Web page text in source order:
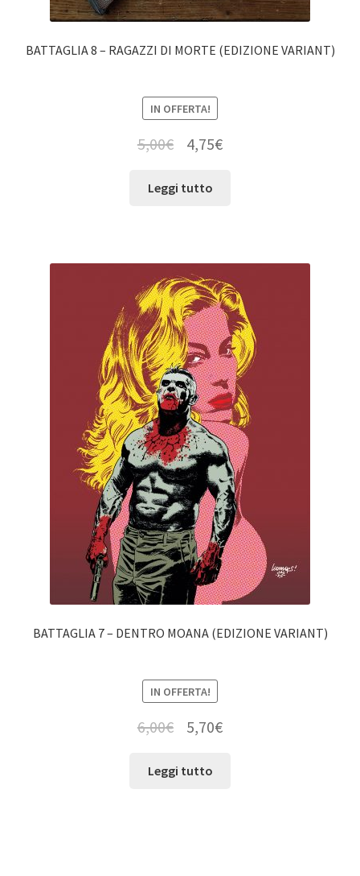
BATTAGLIA 8 – RAGAZZI DI MORTE (EDIZIONE VARIANT)
IN OFFERTA!
5,00€ 4,75€
Leggi tutto
BATTAGLIA 7 – DENTRO MOANA (EDIZIONE VARIANT)
IN OFFERTA!
6,00€ 5,70€
Leggi tutto